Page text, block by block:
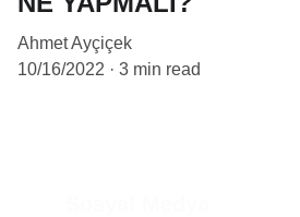
Ahmet Ayçiçek
10/16/2022
3 min read